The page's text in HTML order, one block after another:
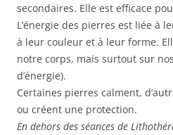
secondaires. Elle est efficace
L’énergie des pierres est liée à
à leur couleur et à leur forme.
notre corps, mais surtout sur
d’énergie).
Certaines pierres calment,
ou créent une protection.
En dehors des séances de